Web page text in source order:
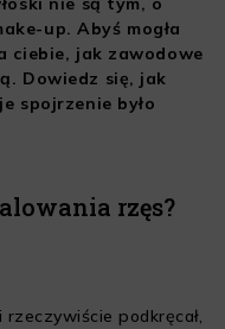
up. Abyś mogła
ciebie, jak zawodowe
Dowiedz się, jak
spojrzenie było
rzęs?
podkręcał,